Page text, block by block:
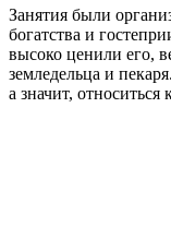
Занятия были
богатства и
высоко ценили его,
земледельца и
а значит,